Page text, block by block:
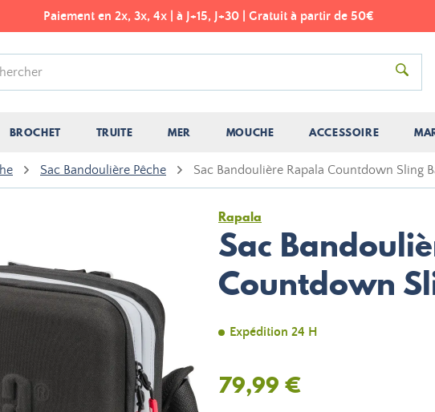
Paiement en 2x, 3x, 4x | à J+15, J+30 | Gratuit à partir de 50€
BROCHET TRUITE MER MOUCHE ACCESSOIRE
Sac Bandoulière Pêche Sac Bandoulière Rapala Countdown Sling
Rapala
Sac
Countdown
Expédition 24 H
79,99 €